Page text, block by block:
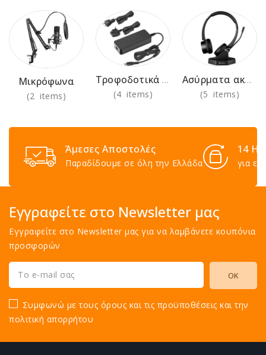
Μικρόφωνα
(2 items)
Τροφοδοτικά 230V
(4 items)
Ασύρματα ακουστικά για χρήση στο γραφείο
(5 items)
Άμεσες Αποστολές
Παραδίδουμε σε όλη την Ελλάδα
14
για
Εγγραφείτε στο Newsletter μας
Εγγραφείτε στο Newsletter μας για να λαμβάνετε κουπόνια
προσφορών
Συμφωνώ με τους όρους και τις προϋποθέσεις και την
πολιτική απορρήτου